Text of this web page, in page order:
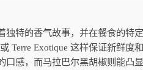
独特的香气故事，并在餐食的
Terre Exotique 这样保证新鲜
口感，而马拉巴尔黑胡椒则能